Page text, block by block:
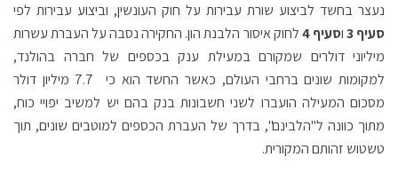
נעצר בחשד לביצוע שורת עבירות על חוק העונשין, וביצוע עבירות לפי
סעיף 3 וסעיף 4
לחוק איסור הלבנת הון. החקירה נסבה על העברת עשרות
מיליוני דולרים שמקורם במעילת ענק בכספים של חברה בהולנד,
למקומות שונים ברחבי העולם, כאשר החשד הוא כי 7.7 מיליון דולר
מסכום המעילה הועברו לשני חשבונות בנק בהם יש למשיב יפויי כוח,
מתוך כוונה ל"הלבינם", בדרך של העברת הכספים למוטבים שונים, תוך
טשטוש זהותם המקורית.